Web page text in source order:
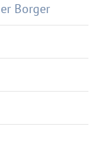
Borger